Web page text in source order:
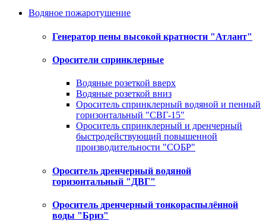
Водяное пожаротушение
Генератор пены высокой кратности "Атлант"
Оросители спринклерные
Водяные розеткой вверх
Водяные розеткой вниз
Ороситель спринклерный водяной и пенный
горизонтальный "СВГ-15"
Ороситель спринклерный и дренчерный
быстродействующий повышенной
производительности "СОБР"
Ороситель дренчерный водяной
горизонтальный "ДВГ"
Ороситель дренчерный тонкораспылённой
воды "Бриз"